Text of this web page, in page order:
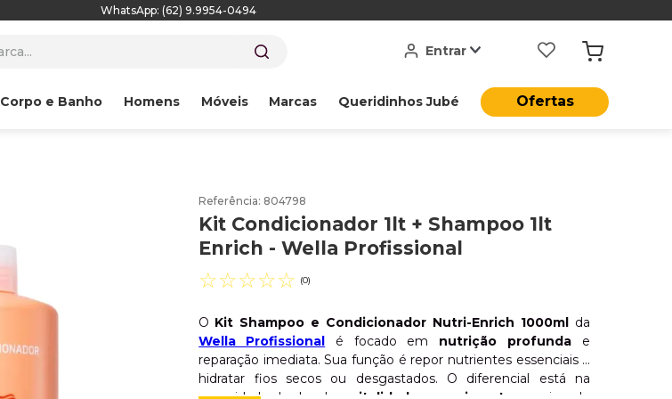
WhatsApp: (62) 9.9954-0494
Entrar
Corpo e Banho Homens Móveis Marcas Queridinhos Jubé Ofertas
Referência: 804798
Kit Condicionador 1lt + Shampoo 1lt
Enrich - Wella Profissional
☆☆☆☆☆ (0)
O Kit Shampoo e Condicionador Nutri-Enrich 1000ml da
Wella Profissional é focado em nutrição profunda e
reparação imediata. Sua função é repor nutrientes essenciais e
hidratar fios secos ou desgastados. O diferencial está na